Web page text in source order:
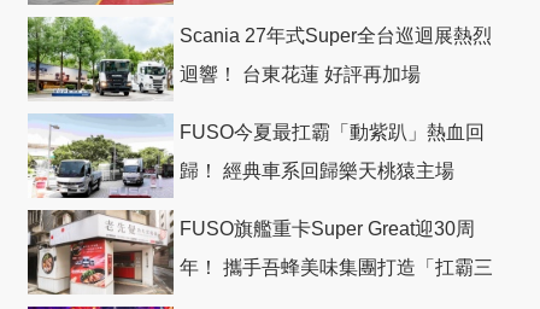
Scania 27年式Super全台巡迴展熱烈
迴響！ 台東花蓮 好評再加場
FUSO今夏最扛霸「動紫趴」熱血回
歸！ 經典車系回歸樂天桃猿主場
FUSO旗艦重卡Super Great迎30周
年！ 攜手吾蜂美味集團打造「扛霸三